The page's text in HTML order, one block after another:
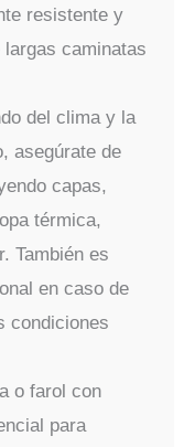
resistente y
caminatas
del clima y la
asegúrate de
capas,
térmica,
También es
en caso de
condiciones
o farol con
para